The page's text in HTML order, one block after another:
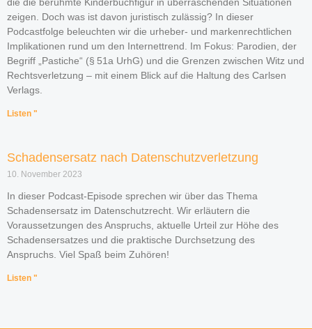
die die berühmte Kinderbuchfigur in überraschenden Situationen
zeigen. Doch was ist davon juristisch zulässig? In dieser
Podcastfolge beleuchten wir die urheber- und markenrechtlichen
Implikationen rund um den Internettrend. Im Fokus: Parodien, der
Begriff „Pastiche“ (§ 51a UrhG) und die Grenzen zwischen Witz und
Rechtsverletzung – mit einem Blick auf die Haltung des Carlsen
Verlags.
Listen "
Schadensersatz nach Datenschutzverletzung
10. November 2023
In dieser Podcast-Episode sprechen wir über das Thema
Schadensersatz im Datenschutzrecht. Wir erläutern die
Voraussetzungen des Anspruchs, aktuelle Urteil zur Höhe des
Schadensersatzes und die praktische Durchsetzung des
Anspruchs. Viel Spaß beim Zuhören!
Listen "